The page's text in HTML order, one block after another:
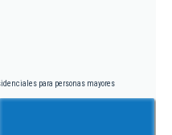
para personas mayores